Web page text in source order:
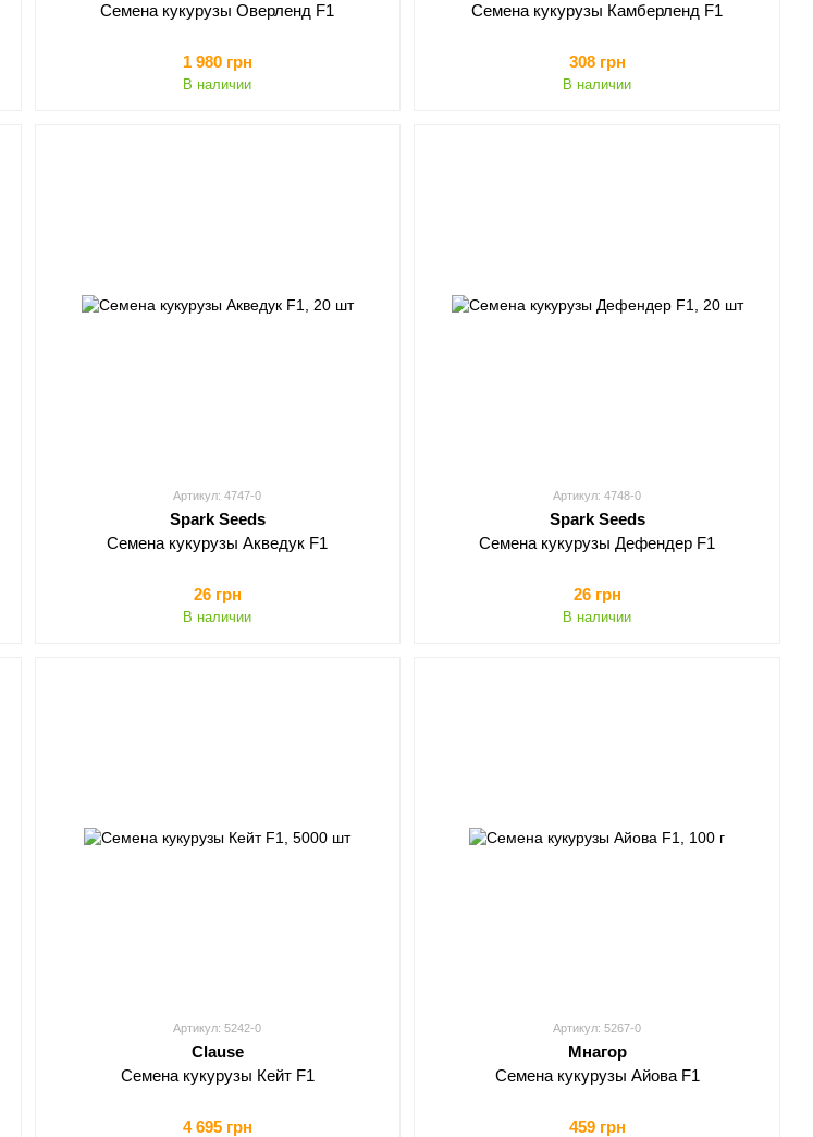
Семена кукурузы Оверленд F1
1 980 грн
В наличии
Семена кукурузы Камберленд F1
308 грн
В наличии
Артикул: 4747-0
Spark Seeds
Семена кукурузы Акведук F1
26 грн
В наличии
Артикул: 4748-0
Spark Seeds
Семена кукурузы Дефендер F1
26 грн
В наличии
Артикул: 5242-0
Clause
Семена кукурузы Кейт F1
4 695 грн
Артикул: 5267-0
Мнагор
Семена кукурузы Айова F1
459 грн